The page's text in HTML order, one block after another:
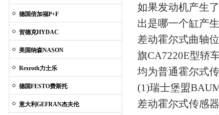
德国倍加福P+F
贺德克HYDAC
美国纳森NASON
Rexroth力士乐
德国FESTO费斯托
意大利GEFRAN杰夫伦
如果发动机产生
出是哪一个缸产
差动霍尔式曲轴
旗CA7220E型轿
均为普通霍尔式
(1)瑞士堡盟
差动霍尔式传感